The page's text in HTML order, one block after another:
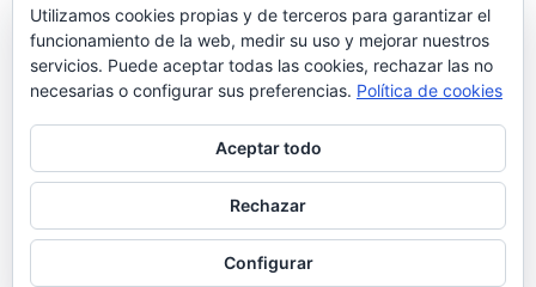
© Todos los derechos reservados. Ayuntamiento de Cabezón de Pisuerga
Utilizamos cookies propias y de terceros para garantizar el
funcionamiento de la web, medir su uso y mejorar nuestros
servicios. Puede aceptar todas las cookies, rechazar las no
necesarias o configurar sus preferencias. Política de cookies
Aceptar todo
Rechazar
Configurar